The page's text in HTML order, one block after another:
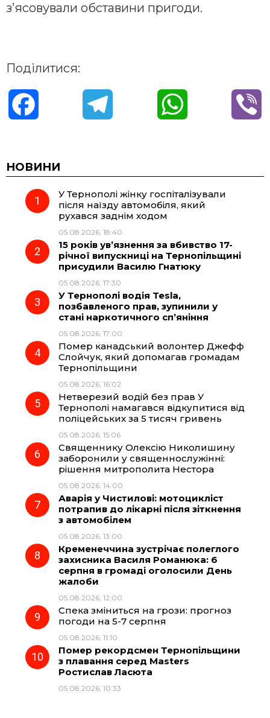
з’ясовували обставини пригоди.
Поділитися:
c
e
o
k
e
r
a
m
t
A
p
НОВИНИ
У Тернополі жінку госпіталізували
після наїзду автомобіля, який
рухався заднім ходом
05.08.2026, 18:40
15 років ув’язнення за вбивство 17-
річної випускниці на Тернопільщині
присудили Василю Гнатюку
05.08.2026, 17:30
У Тернополі водія Tesla,
позбавленого прав, зупинили у
стані наркотичного сп’яніння
05.08.2026, 17:00
Помер канадський волонтер Джефф
Слойчук, який допомагав громадам
Тернопільщини
05.08.2026, 16:02
Нетверезий водій без прав У
Тернополі намагався відкупитися від
поліцейських за 5 тисяч гривень
05.08.2026, 15:06
Священнику Олексію Николишину
заборонили у священнослужінні:
рішення митрополита Нестора
05.08.2026, 14:00
Аварія у Чистилові: мотоцикліст
потрапив до лікарні після зіткнення
з автомобілем
05.08.2026, 13:00
Кременеччина зустрічає полеглого
захисника Василя Романюка: 6
серпня в громаді оголосили День
жалоби
05.08.2026, 12:00
Спека зміниться на грози: прогноз
погоди на 5-7 серпня
05.08.2026, 11:10
Помер рекордсмен Тернопільщини
з плавання серед Masters
Ростислав Ласюта
05.08.2026, 10:33